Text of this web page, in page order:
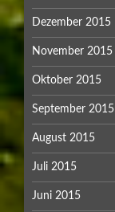
Dezember 2015
November 2015
Oktober 2015
September 2015
August 2015
Juli 2015
Juni 2015